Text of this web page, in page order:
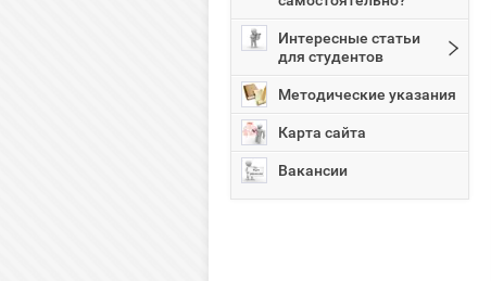
Интересные статьи
для студентов
Методические указания
Карта сайта
Вакансии